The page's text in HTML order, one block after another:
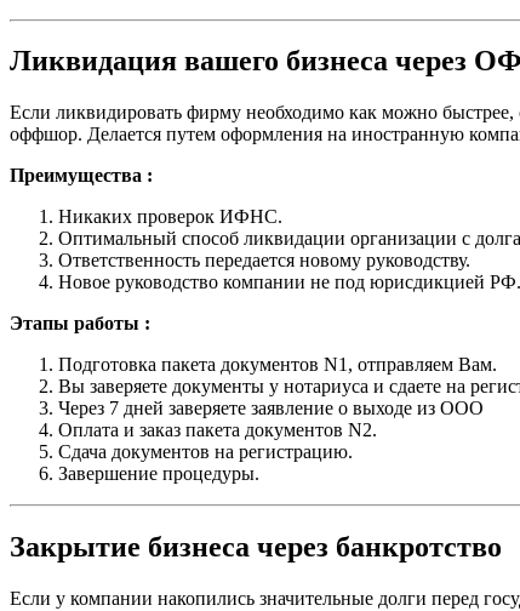
Ликвидация вашего бизнеса через
Если ликвидировать фирму необходимо как можно
оффшор. Делается путем оформления на иностранную
Преимущества :
Никаких проверок ИФНС.
Оптимальный способ ликвидации организации с
Ответственность передается новому руководству.
Новое руководство компании не под юрисдикцией РФ.
Этапы работы :
Подготовка пакета документов N1, отправляем Вам.
Вы заверяете документы у нотариуса и сдаете на
Через 7 дней заверяете заявление о выходе из ООО
Оплата и заказ пакета документов N2.
Сдача документов на регистрацию.
Завершение процедуры.
Закрытие бизнеса через банкротство
Если у компании накопились значительные долги перед